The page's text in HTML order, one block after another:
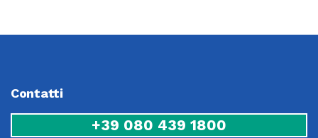
Contatti
+39 080 439 1800